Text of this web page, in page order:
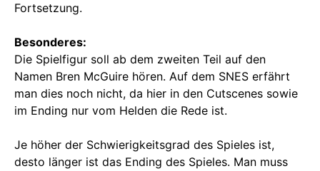
Fortsetzung.
Besonderes:
Die Spielfigur soll ab dem zweiten Teil auf den
Namen Bren McGuire hören. Auf dem SNES erfährt
man dies noch nicht, da hier in den Cutscenes sowie
im Ending nur vom Helden die Rede ist.
Je höher der Schwierigkeitsgrad des Spieles ist,
desto länger ist das Ending des Spieles. Man muss